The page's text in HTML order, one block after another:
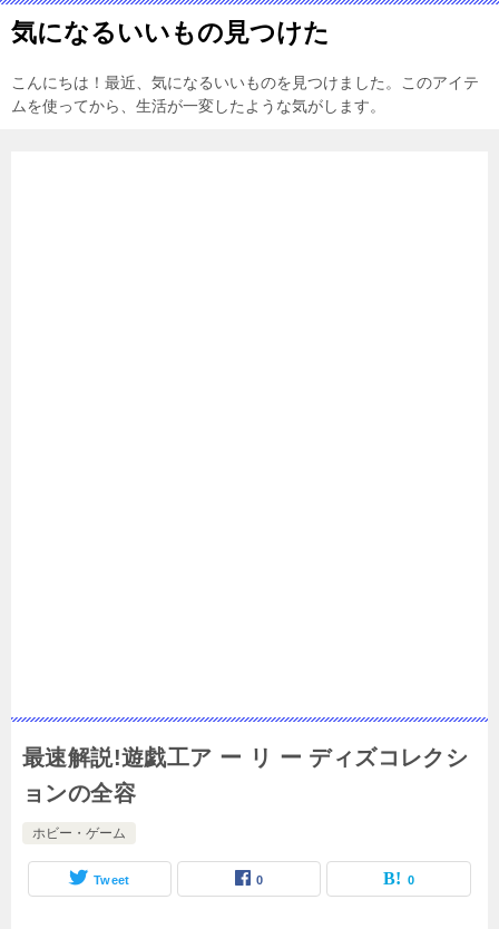
気になるいいもの見つけた
こんにちは！最近、気になるいいものを見つけました。このアイテ
ムを使ってから、生活が一変したような気がします。
最速解説!遊戯工ア ー リ ー ディズコレクシ
ョンの全容
ホビー・ゲーム
Tweet 0 0